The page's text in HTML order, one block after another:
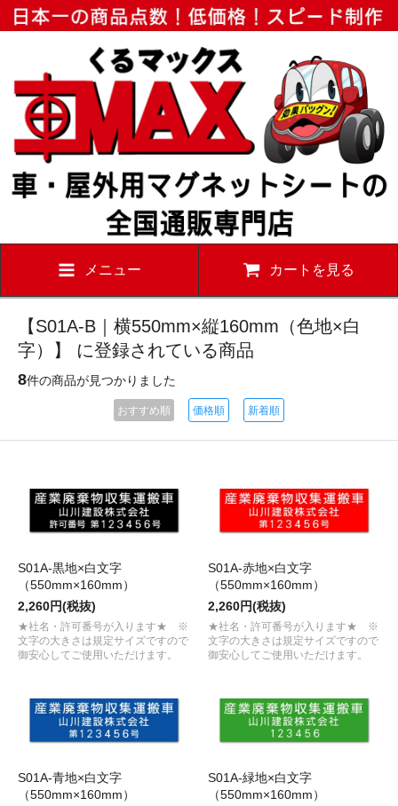
メニュー カートを見る
【S01A-B｜横550mm×縦160mm（色地×白
字）】 に登録されている商品
8件の商品が見つかりました
おすすめ順 価格順 新着順
S01A-黒地×白文字
（550mm×160mm）
2,260円(税抜)
★社名・許可番号が入ります★ ※
文字の大きさは規定サイズですので
御安心してご使用いただけます。
S01A-赤地×白文字
（550mm×160mm）
2,260円(税抜)
★社名・許可番号が入ります★ ※
文字の大きさは規定サイズですので
御安心してご使用いただけます。
S01A-青地×白文字
（550mm×160mm）
S01A-緑地×白文字
（550mm×160mm）